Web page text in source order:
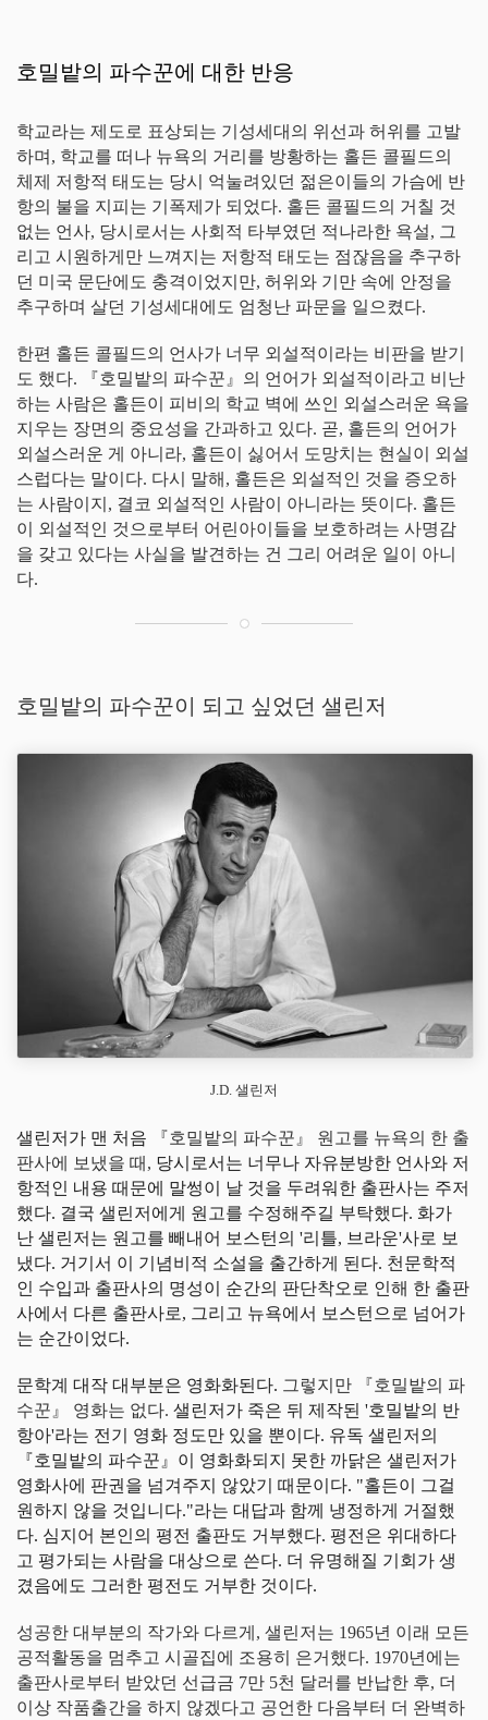
호밀밭의 파수꾼에 대한 반응
학교라는 제도로 표상되는 기성세대의 위선과 허위를 고발
하며, 학교를 떠나 뉴욕의 거리를 방황하는 홀든 콜필드의
체제 저항적 태도는 당시 억눌려있던 젊은이들의 가슴에 반
항의 불을 지피는 기폭제가 되었다. 홀든 콜필드의 거칠 것
없는 언사, 당시로서는 사회적 타부였던 적나라한 욕설, 그
리고 시원하게만 느껴지는 저항적 태도는 점잖음을 추구하
던 미국 문단에도 충격이었지만, 허위와 기만 속에 안정을
추구하며 살던 기성세대에도 엄청난 파문을 일으켰다.
한편 홀든 콜필드의 언사가 너무 외설적이라는 비판을 받기
도 했다. 『호밀밭의 파수꾼』의 언어가 외설적이라고 비난
하는 사람은 홀든이 피비의 학교 벽에 쓰인 외설스러운 욕을
지우는 장면의 중요성을 간과하고 있다. 곧, 홀든의 언어가
외설스러운 게 아니라, 홀든이 싫어서 도망치는 현실이 외설
스럽다는 말이다. 다시 말해, 홀든은 외설적인 것을 증오하
는 사람이지, 결코 외설적인 사람이 아니라는 뜻이다. 홀든
이 외설적인 것으로부터 어린아이들을 보호하려는 사명감
을 갖고 있다는 사실을 발견하는 건 그리 어려운 일이 아니
다.
호밀밭의 파수꾼이 되고 싶었던 샐린저
J.D. 샐린저
샐린저가 맨 처음 『호밀밭의 파수꾼』
원고를 뉴욕의 한 출
판사에 보냈을 때, 당시로서는 너무나 자유분방한 언사와 저
항적인 내용 때문에 말썽이 날 것을 두려워한 출판사는 주저
했다. 결국 샐린저에게 원고를 수정해주길 부탁했다. 화가
난 샐린저는 원고를 빼내어 보스턴의 '리틀, 브라운'사로 보
냈다. 거기서 이 기념비적 소설을 출간하게 된다. 천문학적
인 수입과 출판사의 명성이 순간의 판단착오로 인해 한 출판
사에서 다른 출판사로, 그리고 뉴욕에서 보스턴으로 넘어가
는 순간이었다.
문학계 대작 대부분은 영화화된다. 그렇지만
『호밀밭의 파
수꾼』 영화는 없다. 샐린저가 죽은 뒤 제작된 '호밀밭의 반
항아'라는 전기 영화 정도만 있을 뿐이다. 유독 샐린저의
『호밀밭의 파수꾼』이 영화화되지 못한 까닭은 샐린저가
영화사에 판권을 넘겨주지 않았기 때문이다. "홀든이 그걸
원하지 않을 것입니다."라는 대답과 함께 냉정하게 거절했
다. 심지어 본인의 평전 출판도 거부했다. 평전은 위대하다
고 평가되는 사람을 대상으로 쓴다. 더 유명해질 기회가 생
겼음에도 그러한 평전도 거부한 것이다.
성공한 대부분의 작가와 다르게, 샐린저는 1965년 이래 모든
공적활동을 멈추고 시골집에 조용히 은거했다. 1970년에는
출판사로부터 받았던 선급금 7만 5천 달러를 반납한 후, 더
이상 작품출간을 하지 않겠다고 공언한 다음부터 더 완벽하